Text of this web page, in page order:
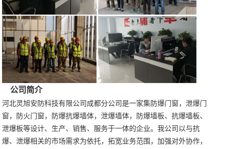
公司简介
河北灵旭安防科技有限公司成都分公司是一家集防爆门窗，泄爆门
窗，防火门窗，防爆抗爆墙体，泄爆墙体，防爆墙板、抗爆墙板、
泄爆板等设计、生产、销售、服务于一体的企业。我公司以与抗
爆、泄爆相关的市场需求为依托，拓宽业务范围，加强对外协作，